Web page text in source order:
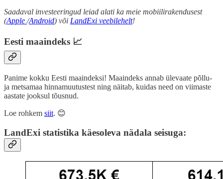
Saadaval investeeringud leiad alati ka meie mobiilirakendusest
(Apple/Android) või LandExi veebilehelt!
Eesti maaindeks 📈
Panime kokku Eesti maaindeksi! Maaindeks annab ülevaate põllu-
ja metsamaa hinnamuutustest ning näitab, kuidas need on viimaste
aastate jooksul tõusnud.
Loe rohkem siit. 😊
LandExi statistika käesoleva nädala seisuga: